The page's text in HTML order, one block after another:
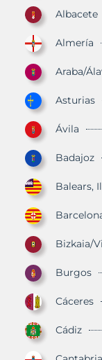
Albacete
Almería
Araba/
Asturias
Ávila
Badajoz
Balears,
Bizkaia/
Burgos
Cáceres
Cádiz